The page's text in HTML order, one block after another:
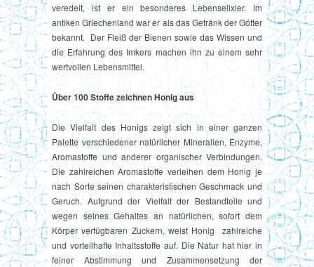
veredelt, ist er ein besonderes Lebenselixier. Im
antiken Griechenland war er als das Getränk der Götter
bekannt. Der Fleiß der Bienen sowie das Wissen und
die Erfahrung des Imkers machen ihn zu einem sehr
wertvollen Lebensmittel.
Über 100 Stoffe zeichnen Honig aus
Die Vielfalt des Honigs zeigt sich in einer ganzen
Palette verschiedener natürlicher Mineralien, Enzyme,
Aromastoffe und anderer organischer Verbindungen.
Die zahlreichen Aromastoffe verleihen dem Honig je
nach Sorte seinen charakteristischen Geschmack und
Geruch. Aufgrund der Vielfalt der Bestandteile und
wegen seines Gehaltes an natürlichen, sofort dem
Körper verfügbaren Zuckern, weist Honig zahlreiche
und vorteilhafte Inhaltsstoffe auf. Die Natur hat hier in
feiner Abstimmung und Zusammensetzung der